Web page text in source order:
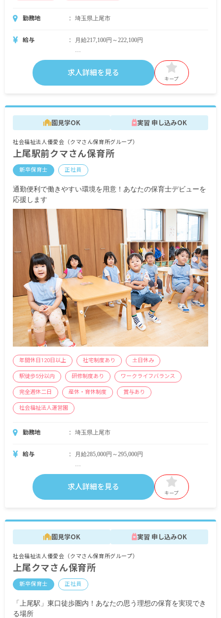
勤務地 埼玉県上尾市
給与 月給217,100円～222,100円
■別途支給
賞与年2回（※当法人運営園実績3カ月）
昇給年1回（※当法人運営園実績3,000円～10,000
時間外手当
試用期間6カ月（同条件）
求人詳細を見る
キープ
園見学OK 実習 申し込みOK
社会福祉法人優愛会（クマさん保育所グループ）
上尾駅前クマさん保育所
新卒保育士 正社員
通勤便利で働きやすい環境を用意！あなたの保育士デビューを
応援します
年間休日120日以上 社宅制度あり 土日休み
駅徒歩5分以内 研修制度あり ワークライフバランス
完全週休二日 産休・育休制度 賞与あり
社会福祉法人運営園
勤務地 埼玉県上尾市
給与 月給285,000円～295,000円
賞与年2回（7月・12月） 計3カ月分※採用2年目
以降支給予定
※試用期間6カ月（条件変更なし）
求人詳細を見る
キープ
園見学OK 実習 申し込みOK
社会福祉法人優愛会（クマさん保育所グループ）
上尾クマさん保育所
新卒保育士 正社員
「上尾駅」東口徒歩圏内！あなたの思う理想の保育を実現でき
る場所